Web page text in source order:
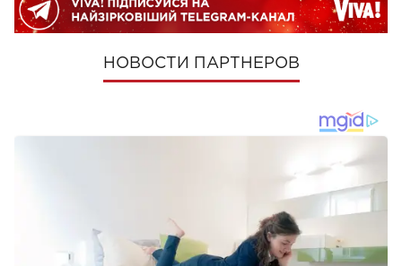
НОВОСТИ ПАРТНЕРОВ